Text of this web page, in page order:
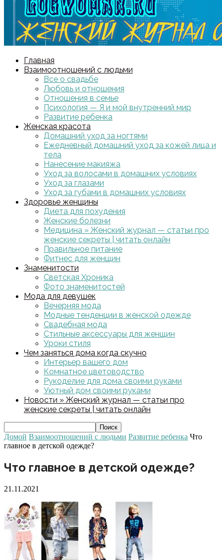
Главная
Взаимоотношений с людьми
Все о свадьбе
Любовь и отношения
Отношения в семье
Психология — Я и мой внутренний мир
Развитие ребенка
Женская красота
Домашний уход за ногтями
Ежедневный домашний уход за кожей лица и
тела
Нанесение макияжа
Уход за волосами в домашних условиях
Уход за глазами
Уход за губами в домашних условиях
Здоровье женщины
Диета для похудения
Женские болезни
Медицина » Женский журнал — статьи про
женские секреты | читать онлайн
Правильное питание
Фитнес для женщин
Знаменитости
Светская Хроника
Фото знаменитостей
Мода для девушек
Вечерняя мода
Модные тенденции в женской одежде
Свадебная мода
Стильные аксессуары для женщин
Уроки стиля
Чем заняться дома когда скучно
Интерьер вашего дом
Комнатное цветоводство
Рукоделие для дома своими руками
Уютный дом своими руками
Новости » Женский журнал — статьи про
женские секреты | читать онлайн
Домой Взаимоотношений с людьми Развитие ребенка Что
главное в детской одежде?
Что главное в детской одежде?
21.11.2021